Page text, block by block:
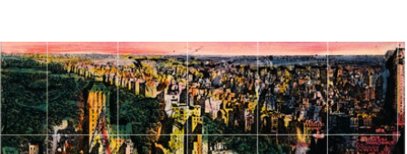
お知らせ
イベント・グッズ
YouTube
会社情報